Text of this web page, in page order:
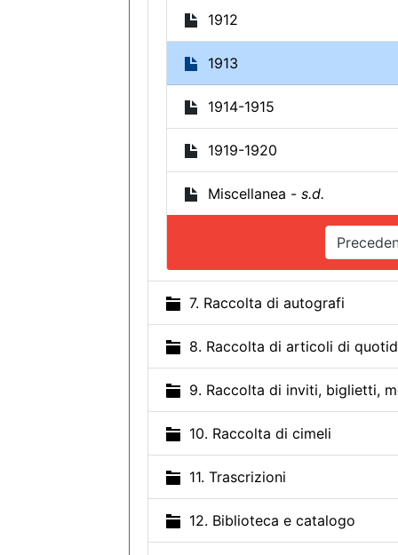
1912
1913
1914-1915
1919-1920
Miscellanea - s.d.
7. Raccolta di autografi
8. Raccolta di articoli di
9. Raccolta di inviti, biglietti,
10. Raccolta di cimeli
11. Trascrizioni
12. Biblioteca e catalogo